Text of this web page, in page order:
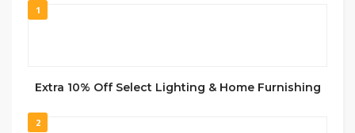
1
Extra 10% Off Select Lighting & Home Furnishing
2